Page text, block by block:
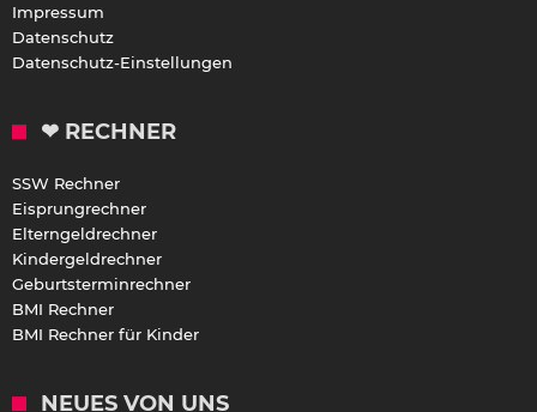
Impressum
Datenschutz
Datenschutz-Einstellungen
❤ RECHNER
SSW Rechner
Eisprungrechner
Elterngeldrechner
Kindergeldrechner
Geburtsterminrechner
BMI Rechner
BMI Rechner für Kinder
NEUES VON UNS